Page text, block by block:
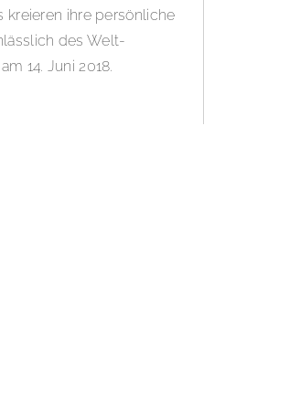
kreieren ihre persönliche
des Welt-
14. Juni 2018.